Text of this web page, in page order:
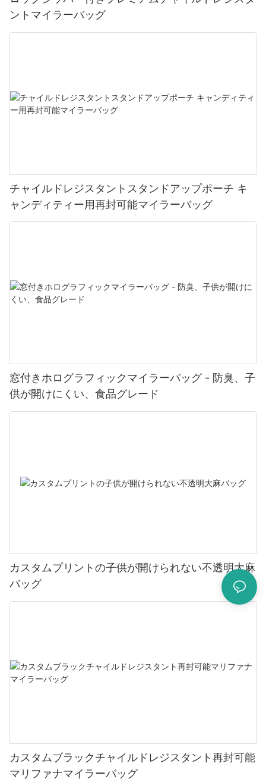
ントマイラーバッグ
チャイルドレジスタントスタンドアップポーチ キ
ャンディティー用再封可能マイラーバッグ
窓付きホログラフィックマイラーバッグ - 防臭、子
供が開けにくい、食品グレード
カスタムプリントの子供が開けられない不透明大麻
バッグ
カスタムブラックチャイルドレジスタント再封可能
マリファナマイラーバッグ